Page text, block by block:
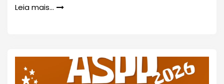
Leia mais…